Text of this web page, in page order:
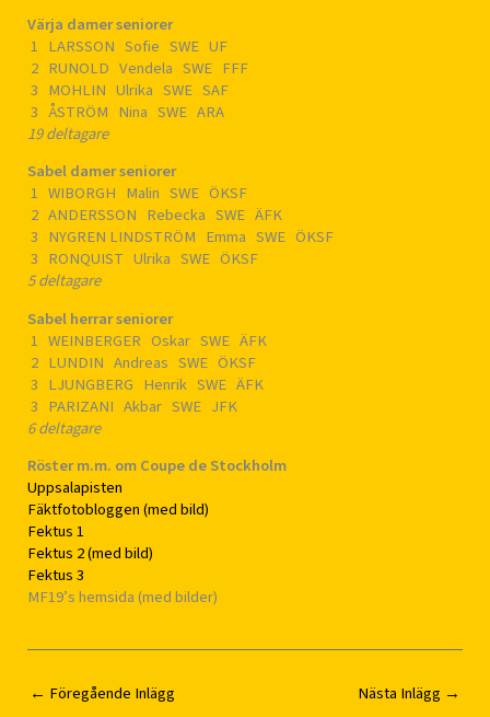
Värja damer seniorer
1 LARSSON Sofie SWE UF
2 RUNOLD Vendela SWE FFF
3 MOHLIN Ulrika SWE SAF
3 ÅSTRÖM Nina SWE ARA
19 deltagare
Sabel damer seniorer
1 WIBORGH Malin SWE ÖKSF
2 ANDERSSON Rebecka SWE ÄFK
3 NYGREN LINDSTRÖM Emma SWE ÖKSF
3 RONQUIST Ulrika SWE ÖKSF
5 deltagare
Sabel herrar seniorer
1 WEINBERGER Oskar SWE ÄFK
2 LUNDIN Andreas SWE ÖKSF
3 LJUNGBERG Henrik SWE ÄFK
3 PARIZANI Akbar SWE JFK
6 deltagare
Röster m.m. om Coupe de Stockholm
Uppsalapisten
Fäktfotobloggen (med bild)
Fektus 1
Fektus 2 (med bild)
Fektus 3
MF19’s hemsida (med bilder)
← Föregående Inlägg Nästa Inlägg →